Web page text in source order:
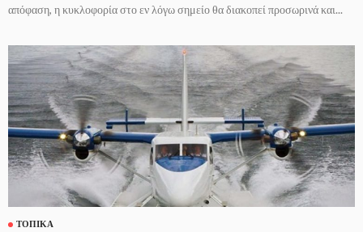
απόφαση, η κυκλοφορία στο εν λόγω σημείο θα διακοπεί προσωρινά και...
ΤΟΠΙΚΆ